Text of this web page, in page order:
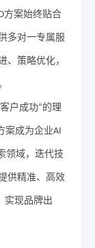
方案始终贴合
多对一专属服
、策略优化，
户成功”的理
案成为企业AI
领域，迭代技
供精准、高效
实现品牌出